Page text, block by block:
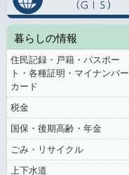
暮らしの情報
住民記録・戸籍・パスポー
ト・各種証明・マイナンバー
カード
税金
国保・後期高齢・年金
ごみ・リサイクル
上下水道